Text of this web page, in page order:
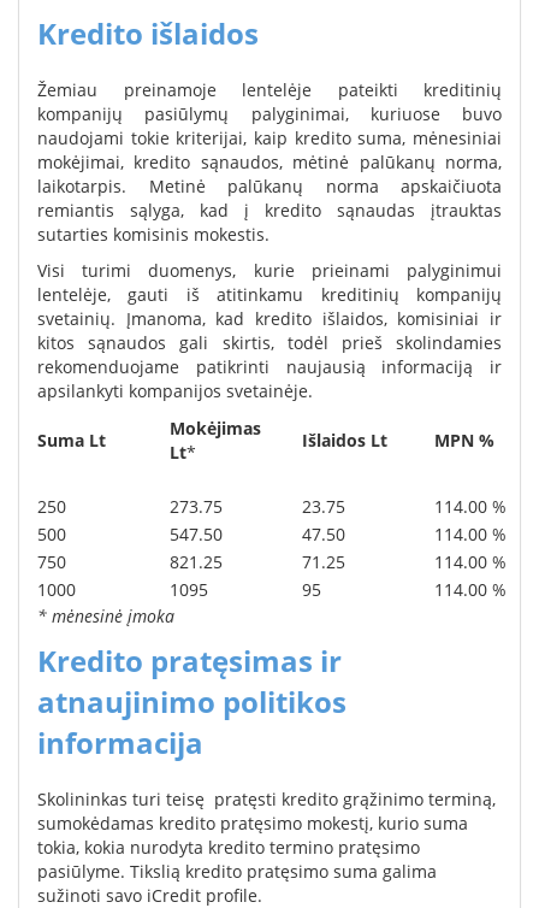
Kredito išlaidos
Žemiau preinamoje lentelėje pateikti kreditinių
kompanijų pasiūlymų palyginimai, kuriuose buvo
naudojami tokie kriterijai, kaip kredito suma, mėnesiniai
mokėjimai, kredito sąnaudos, mėtinė palūkanų norma,
laikotarpis. Metinė palūkanų norma apskaičiuota
remiantis sąlyga, kad į kredito sąnaudas įtrauktas
sutarties komisinis mokestis.
Visi turimi duomenys, kurie prieinami palyginimui
lentelėje, gauti iš atitinkamu kreditinių kompanijų
svetainių. Įmanoma, kad kredito išlaidos, komisiniai ir
kitos sąnaudos gali skirtis, todėl prieš skolindamies
rekomenduojame patikrinti naujausią informaciją ir
apsilankyti kompanijos svetainėje.
Suma Lt
Mokėjimas
Lt*
Išlaidos Lt MPN %
250 273.75 23.75
114.00 %
500
547.50 47.50
114.00 %
750
821.25 71.25
114.00 %
1000
1095 95
114.00 %
* mėnesinė įmoka
Kredito pratęsimas ir
atnaujinimo politikos
informacija
Skolininkas turi teisę pratęsti kredito grąžinimo terminą,
sumokėdamas kredito pratęsimo mokestį, kurio suma
tokia, kokia nurodyta kredito termino pratęsimo
pasiūlyme. Tikslią kredito pratęsimo suma galima
sužinoti savo iCredit profile.